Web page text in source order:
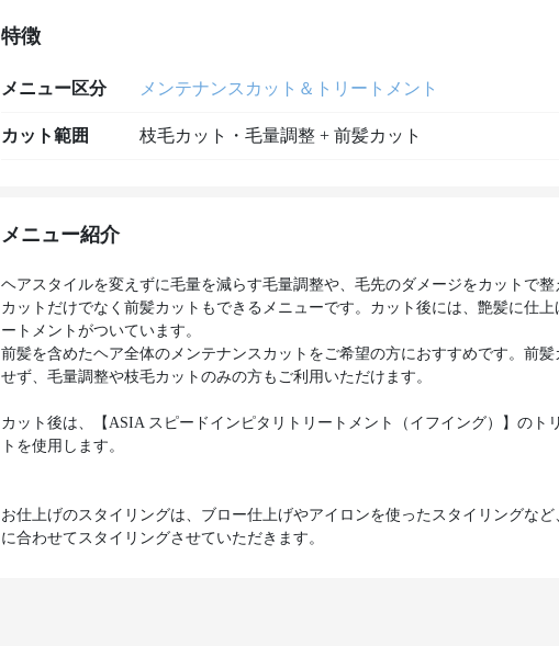
特徴
メニュー区分 メンテナンスカット＆トリートメント
カット範囲 枝毛カット・毛量調整 + 前髪カット
メニュー紹介
ヘアスタイルを変えずに毛量を減らす毛量調整や、毛先のダメージをカットで整
カットだけでなく前髪カットもできるメニューです。カット後には、艶髪に仕上
ートメントがついています。
前髪を含めたヘア全体のメンテナンスカットをご希望の方におすすめです。前髪
せず、毛量調整や枝毛カットのみの方もご利用いただけます。
カット後は、【ASIA スピードインピタリトリートメント（イフイング）】のト
トを使用します。
お仕上げのスタイリングは、ブロー仕上げやアイロンを使ったスタイリングなど
に合わせてスタイリングさせていただきます。